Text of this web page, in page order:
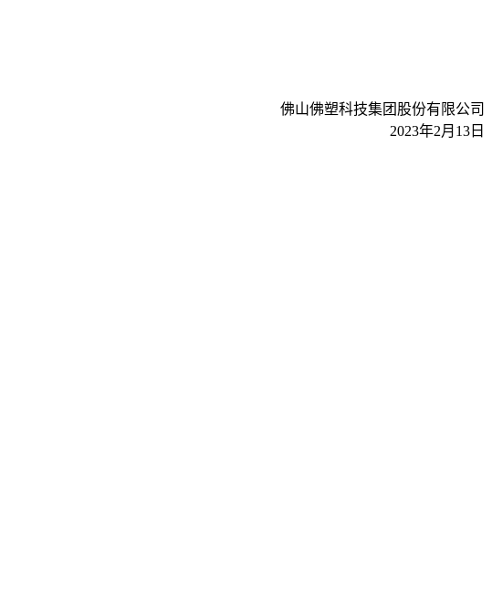
佛山佛塑科技集团股份有限公司
2023年2月13日